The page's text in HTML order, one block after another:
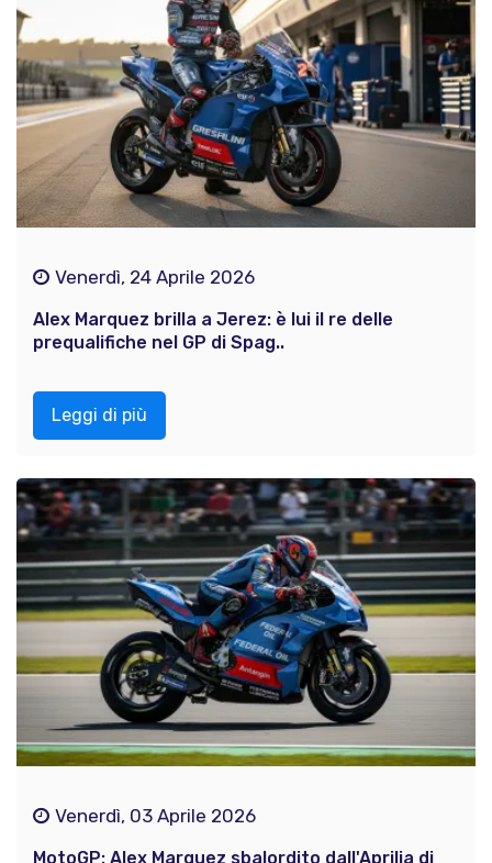
Venerdì, 24 Aprile 2026
Alex Marquez brilla a Jerez: è lui il re delle
prequalifiche nel GP di Spag..
Leggi di più
Venerdì, 03 Aprile 2026
MotoGP: Alex Marquez sbalordito dall'Aprilia di